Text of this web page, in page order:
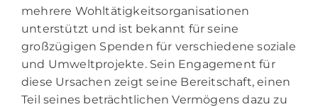
mehrere Wohltätigkeitsorganisationen
unterstützt und ist bekannt für seine
großzügigen Spenden für verschiedene soziale
und Umweltprojekte. Sein Engagement für
diese Ursachen zeigt seine Bereitschaft, einen
Teil seines beträchtlichen Vermögens dazu zu